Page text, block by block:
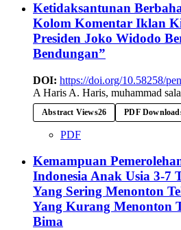
Ketidaksantunan
Kolom Komentar Iklan
Presiden Joko Widodo
Bendungan”
DOI: https://doi.org/10.58258/
A Haris A. Haris, muhammad
Abstract Views26 PDF
PDF
Kemampuan
Indonesia Anak Usia 3-7
Yang Sering Menonton
Yang Kurang Menonton
Bima